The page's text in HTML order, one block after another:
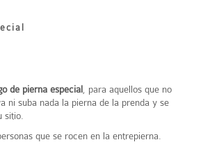
de pierna especial , para aquellos que no
ni suba nada la pierna de la prenda y se
sitio.
que se rocen en la entrepierna.